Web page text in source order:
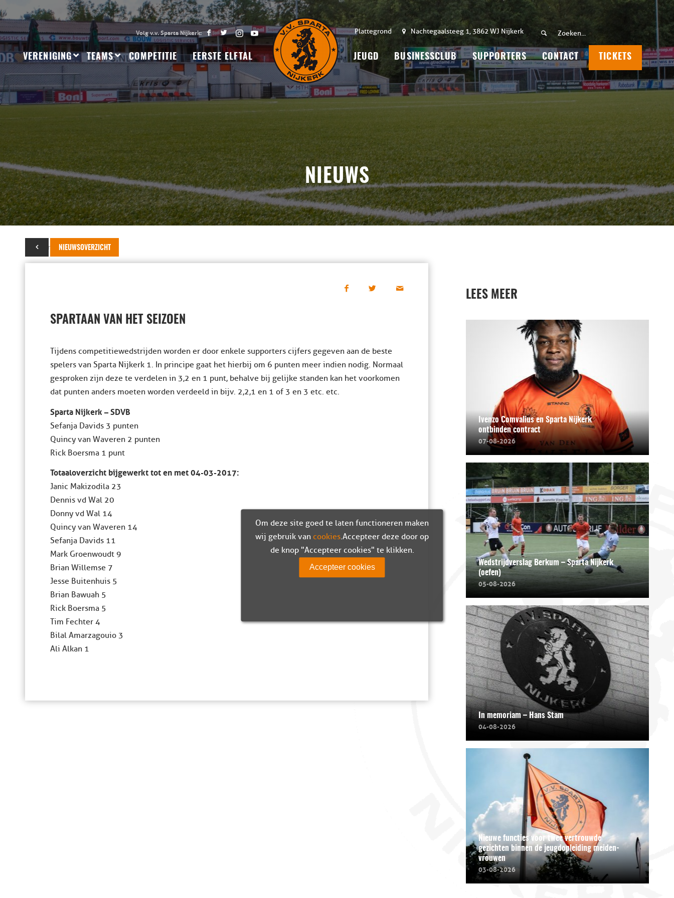
Plattegrond Nachtegaalsteeg 1, 3862 WJ Nijkerk
VERENIGING TEAMS COMPETITIE EERSTE ELFTAL JEUGD BUSINESSCLUB SUPPORTERS CONTACT TICKETS
NIEUWS
NIEUWSOVERZICHT
04 maart 2017
SPARTAAN VAN HET SEIZOEN
Tijdens competitiewedstrijden worden er door enkele supporters cijfers gegeven aan de beste
spelers van Sparta Nijkerk 1. In principe gaat het hierbij om 6 punten meer indien nodig. Normaal
gesproken zijn deze te verdelen in 3,2 en 1 punt, behalve bij gelijke standen kan het voorkomen
dat punten anders moeten worden verdeeld in bijv. 2,2,1 en 1 of 3 en 3 etc. etc.
Sparta Nijkerk – SDVB
Sefanja Davids 3 punten
Quincy van Waveren 2 punten
Rick Boersma 1 punt
Totaaloverzicht bijgewerkt tot en met 04-03-2017:
Janic Makizodila 23
Dennis vd Wal 20
Donny vd Wal 14
Quincy van Waveren 14
Sefanja Davids 11
Mark Groenwoudt 9
Brian Willemse 7
Jesse Buitenhuis 5
Brian Bawuah 5
Rick Boersma 5
Tim Fechter 4
Bilal Amarzagouio 3
Ali Alkan 1
LEES MEER
Ivenzo Comvalius en Sparta Nijkerk
ontbinden contract
07-08-2026
Wedstrijdverslag Berkum – Sparta Nijkerk
(oefen)
05-08-2026
In memoriam – Hans Stam
04-08-2026
Nieuwe functies voor twee vertrouwde
gezichten binnen de jeugdopleiding meiden-
vrouwen
03-08-2026
Om deze site goed te laten functioneren maken
wij gebruik van cookies. Accepteer deze door op
de knop "Accepteer cookies" te klikken.
Accepteer cookies